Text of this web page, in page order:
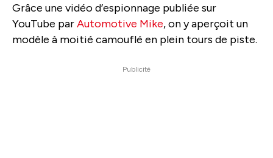
Grâce une vidéo d’espionnage publiée sur
YouTube parAutomotive Mike, on y aperçoit un
modèle à moitié camouflé en plein tours de piste.
Publicité